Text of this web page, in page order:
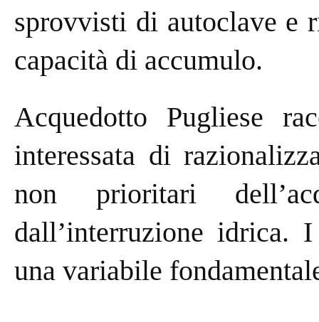
sprovvisti di autoclave e
capacità di accumulo.
Acquedotto Pugliese
interessata di
non prioritari
dall’interruzione idrica.
una variabile